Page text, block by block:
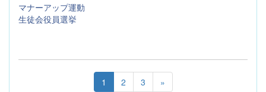
マナーアップ運動
生徒会役員選挙
1 2 3 »